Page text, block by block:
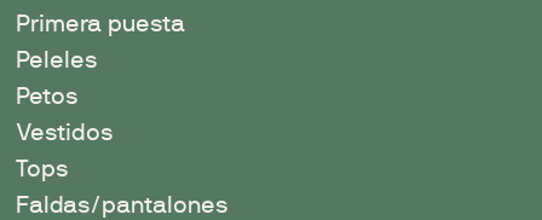
Primera puesta
Peleles
Petos
Vestidos
Tops
Faldas/pantalones